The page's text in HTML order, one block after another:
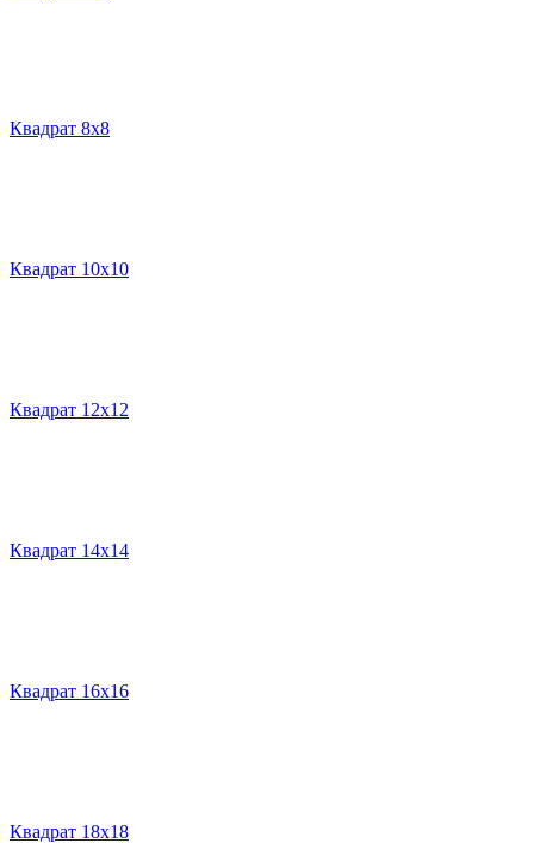
Квадрат 8х8
Квадрат 10х10
Квадрат 12х12
Квадрат 14х14
Квадрат 16х16
Квадрат 18х18